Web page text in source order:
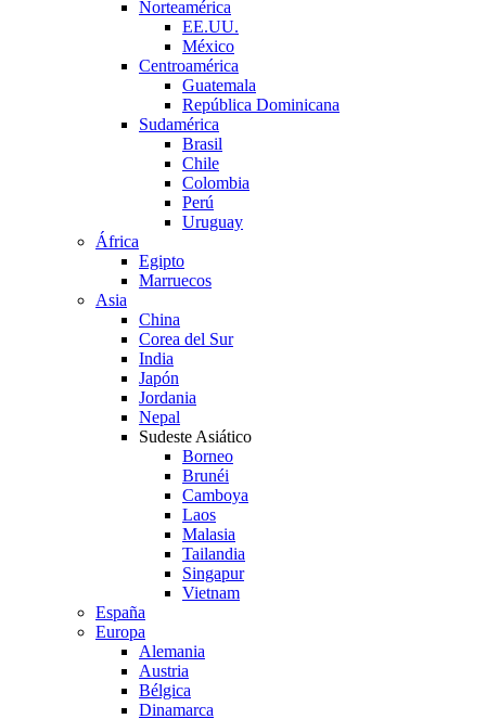
Norteamérica
EE.UU.
México
Centroamérica
Guatemala
República Dominicana
Sudamérica
Brasil
Chile
Colombia
Perú
Uruguay
África
Egipto
Marruecos
Asia
China
Corea del Sur
India
Japón
Jordania
Nepal
Sudeste Asiático
Borneo
Brunéi
Camboya
Laos
Malasia
Tailandia
Singapur
Vietnam
España
Europa
Alemania
Austria
Bélgica
Dinamarca